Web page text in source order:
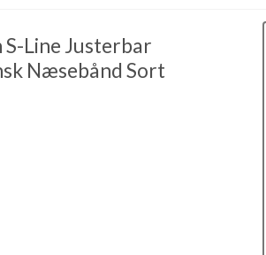
Line Justerbar
Næsebånd Sort